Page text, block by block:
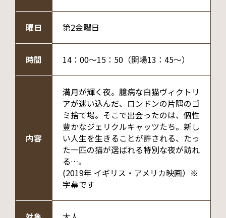
曜日 第2金曜日
時間 14：00～15：50（開場13：45～）
内容
満月が輝く夜。臆病な白猫ヴィクトリ
アが迷い込んだ、ロンドンの片隅のゴ
ミ捨て場。そこで出会ったのは、個性
豊かなジェリクルキャッツたち。新し
い人生を生きることが許される、たっ
た一匹の猫が選ばれる特別な夜が訪れ
る…。
(2019年 イギリス・アメリカ映画）※
字幕です